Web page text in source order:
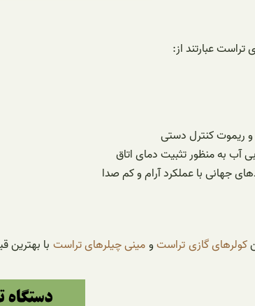
عبارتند از:
آب به منظور تثبیت دمای اتاق
جهانی با عملکرد آرام و کم صدا
کولرهای گازی تراستومینی چیلرهای تراست با